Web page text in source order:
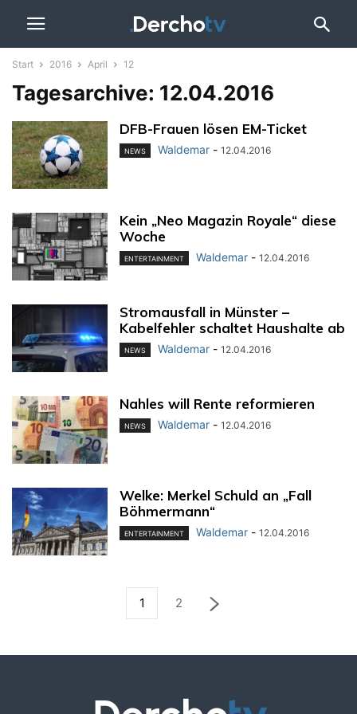
Start 2016 April 12
Tagesarchive: 12.04.2016
DFB-Frauen lösen EM-Ticket
NEWS Waldemar - 12.04.2016
Kein „Neo Magazin Royale“ diese
Woche
ENTERTAINMENT Waldemar - 12.04.2016
Stromausfall in Münster –
Kabelfehler schaltet Haushalte ab
NEWS Waldemar - 12.04.2016
Nahles will Rente reformieren
NEWS Waldemar - 12.04.2016
Welke: Merkel Schuld an „Fall
Böhmermann“
ENTERTAINMENT Waldemar - 12.04.2016
1 2